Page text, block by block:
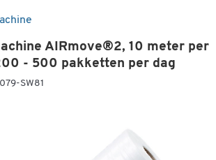
AIRmove®2, 10 meter per
- 500 pakketten per dag
SW81